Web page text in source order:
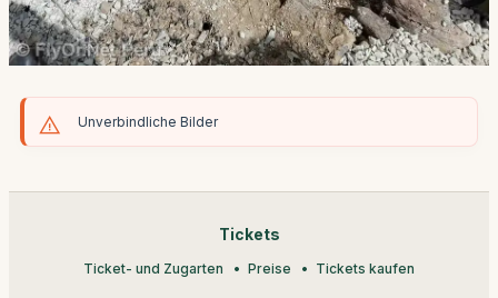
Unverbindliche Bilder
Tickets
Ticket- und Zugarten Preise Tickets kaufen